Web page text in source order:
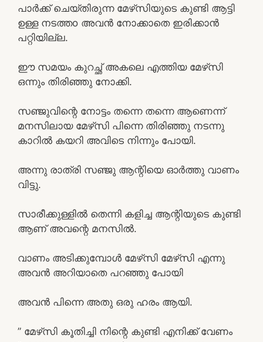
പാർക്ക്‌ ചെയ്തിരുന്ന മേഴ്‌സിയുടെ കുണ്ടി ആട്ടി
ഉള്ള നടത്തo അവൻ നോക്കാതെ ഇരിക്കാൻ
പറ്റിയില്ല.
ഈ സമയം കുറച്ഛ് അകലെ എത്തിയ മേഴ്‌സി
ഒന്നും തിരിഞ്ഞു നോക്കി.
സഞ്ജുവിന്റെ നോട്ടം തന്നെ തന്നെ ആണെന്ന്
മനസിലായ മേഴ്‌സി പിന്നെ തിരിഞ്ഞു നടന്നു
കാറിൽ കയറി അവിടെ നിന്നും പോയി.
അന്നു രാത്രി സഞ്ജു ആന്റിയെ ഓർത്തു വാണം
വിട്ടു.
സാരീക്കുള്ളിൽ തെന്നി കളിച്ച ആന്റിയുടെ കുണ്ടി
ആണ് അവന്റെ മനസിൽ.
വാണം അടിക്കുമ്പോൾ മേഴ്‌സി മേഴ്‌സി എന്നു
അവൻ അറിയാതെ പറഞ്ഞു പോയി
അവൻ പിന്നെ അതു ഒരു ഹരം ആയി.
” മേഴ്‌സി കൂതിച്ചി നിന്റെ കുണ്ടി എനിക്ക് വേണം